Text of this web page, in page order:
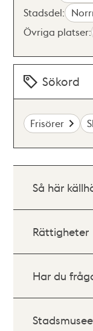
Stadsdel:
Övriga platser:
Sökord
Frisörer
Så här
Rättigheter
Har du